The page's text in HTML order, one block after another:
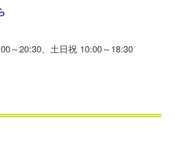
～20:30、土日祝 10:00～18:30